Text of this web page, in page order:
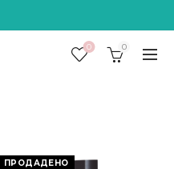
0 0
ПРОДАДЕНО